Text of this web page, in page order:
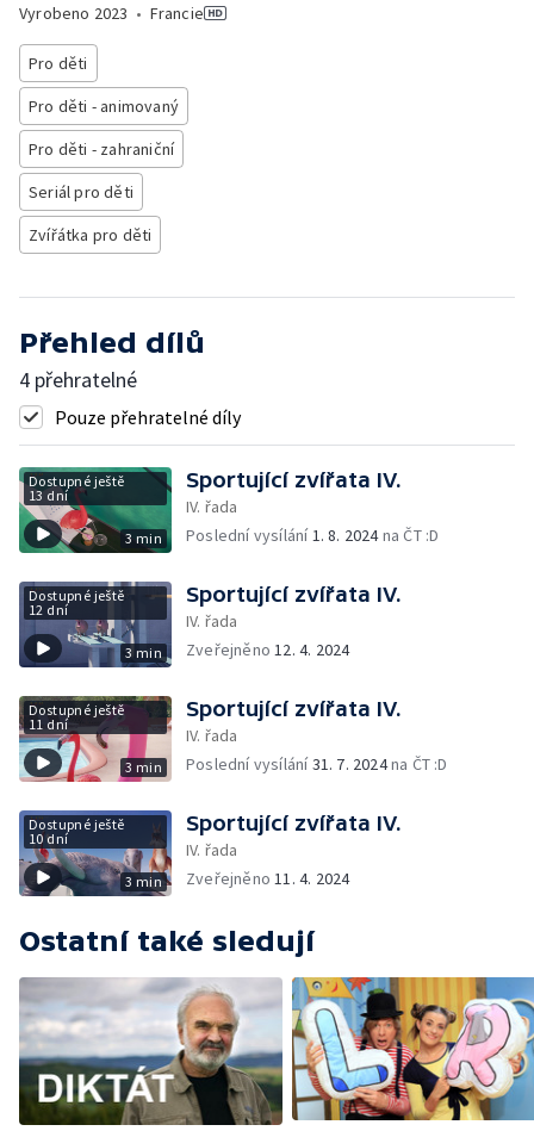
Vyrobeno 2023 • Francie
Pro děti
Pro děti - animovaný
Pro děti - zahraniční
Seriál pro děti
Zvířátka pro děti
Přehled dílů
4 přehratelné
Pouze přehratelné díly
Dostupné ještě
13 dní
3 min
Sportující zvířata IV.
IV. řada
Poslední vysílání1. 8. 2024na ČT :D
Dostupné ještě
12 dní
3 min
Sportující zvířata IV.
IV. řada
Zveřejněno12. 4. 2024
Dostupné ještě
11 dní
3 min
Sportující zvířata IV.
IV. řada
Poslední vysílání31. 7. 2024na ČT :D
Dostupné ještě
10 dní
3 min
Sportující zvířata IV.
IV. řada
Zveřejněno11. 4. 2024
Ostatní také sledují